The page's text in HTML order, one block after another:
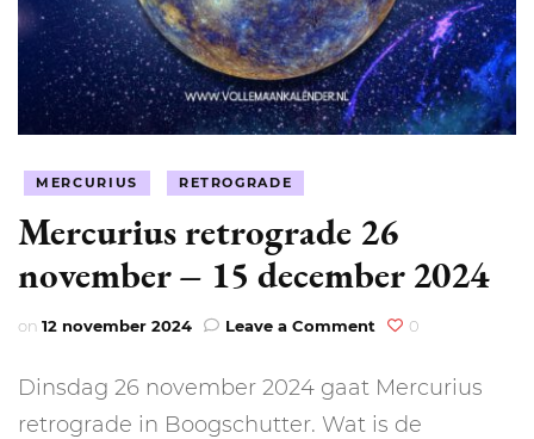
MERCURIUS RETROGRADE
Mercurius retrograde 26
november – 15 december 2024
on 12 november 2024 Leave a Comment on
26
november
0
Dinsdag 26 november 2024 gaat Mercurius
retrograde in Boogschutter. Wat is de